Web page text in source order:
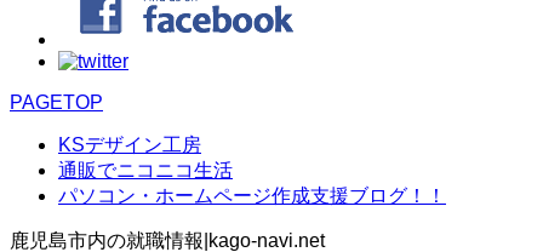
PAGETOP
KSデザイン工房
通販でニコニコ生活
パソコン・ホームページ作成支援ブログ！！
鹿児島市内の就職情報|kago-navi.net